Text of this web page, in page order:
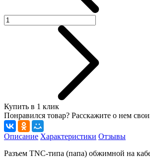
Купить в 1 клик
Понравился товар? Расскажите о нем
Описание Характеристики Отзывы
Разъем TNC-типа (папа) обжимной на